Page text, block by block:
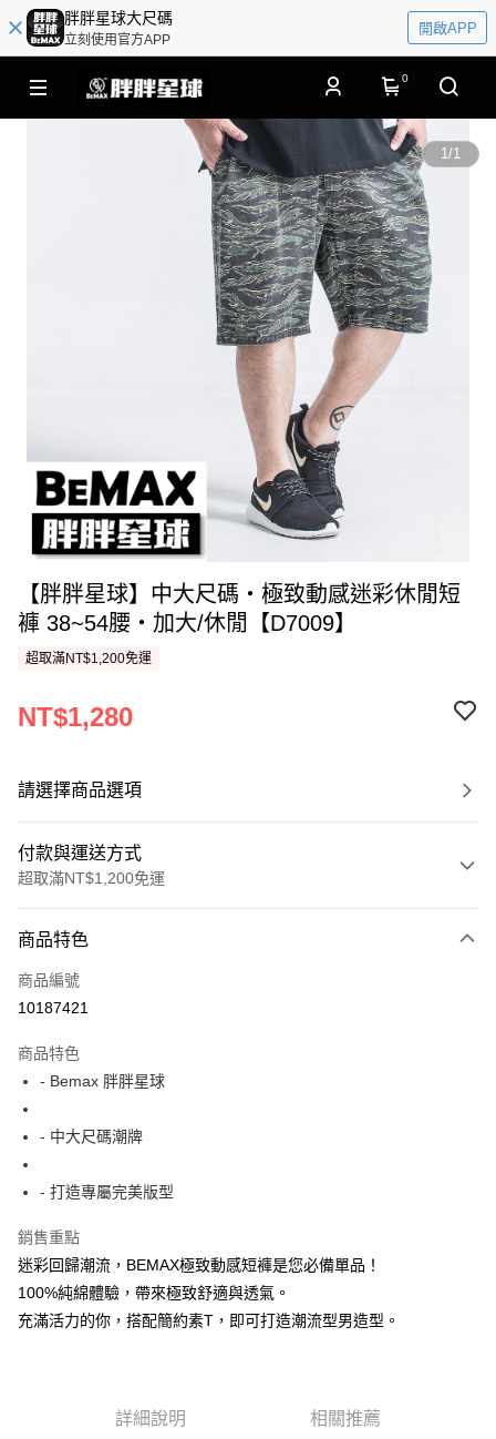
胖胖星球大尺碼
立刻使用官方APP
開啟APP
0
1/1
【胖胖星球】中大尺碼‧極致動感迷彩休閒短
褲 38~54腰‧加大/休閒【D7009】
超取滿NT$1,200免運
NT$1,280
請選擇商品選項
付款與運送方式
超取滿NT$1,200免運
信用卡一次付款
超商取貨付款
Apple Pay
街口支付
AFTEE先享後付
相關說明
AFTEE先享後付是「在收到商品之後才付款」的支付方式。 讓您購物簡單
便利好安心！
１．簡單：不需註冊會員、不需綁卡、不需儲值。
２．便利：只要手機號碼，簡訊認證，即可結帳。
１．於結帳方式選擇「AFTEE先享後付」後，將跳轉至「AFTEE先享後付」
結帳頁面，進行簡訊認證並確認金額後，即可完成結帳。
ATM付款
運送方式
商品特色
商品編號
10187421
商品特色
- Bemax 胖胖星球
- 中大尺碼潮牌
- 打造專屬完美版型
銷售重點
迷彩回歸潮流，BEMAX極致動感短褲是您必備單品！
100%純綿體驗，帶來極致舒適與透氣。
充滿活力的你，搭配簡約素T，即可打造潮流型男造型。
詳細說明 相關推薦